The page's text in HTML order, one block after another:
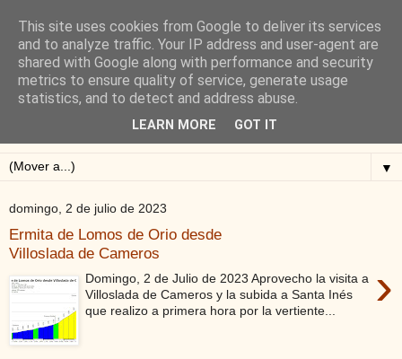
Blog de Alejandro San
Vicente
Blog sobre ciclismo: perfiles y altimetrías.
▼
domingo, 2 de julio de 2023
Ermita de Lomos de Orio desde
Villoslada de Cameros
›
Domingo, 2 de Julio de 2023 Aprovecho la visita a
Villoslada de Cameros y la subida a Santa Inés
que realizo a primera hora por la vertiente...
This site uses cookies from Google to deliver its services
and to analyze traffic. Your IP address and user-agent are
shared with Google along with performance and security
metrics to ensure quality of service, generate usage
statistics, and to detect and address abuse.
LEARN MORE GOT IT